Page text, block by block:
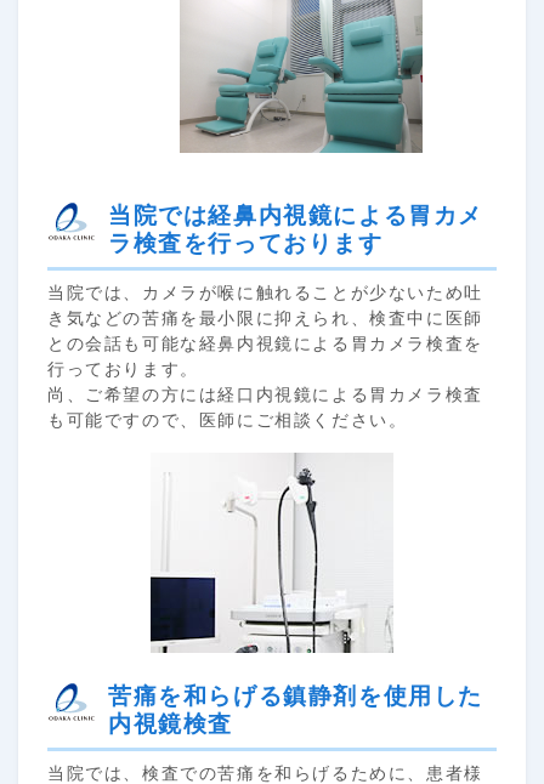
当院では経鼻内視鏡による胃カメ
ラ検査を行っております
当院では、カメラが喉に触れることが少ないため吐
き気などの苦痛を最小限に抑えられ、検査中に医師
との会話も可能な経鼻内視鏡による胃カメラ検査を
行っております。
尚、ご希望の方には経口内視鏡による胃カメラ検査
も可能ですので、医師にご相談ください。
苦痛を和らげる鎮静剤を使用した
内視鏡検査
当院では、検査での苦痛を和らげるために、患者様